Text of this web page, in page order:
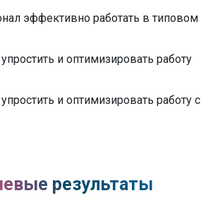
эффективно работать в типовом
и оптимизировать работу
и оптимизировать работу с
результаты